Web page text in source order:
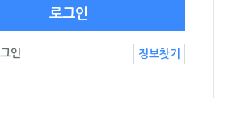
로그인
인 정보찾기